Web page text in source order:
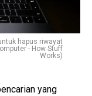
hapus riwayat
- How Stuff
Works)
yang